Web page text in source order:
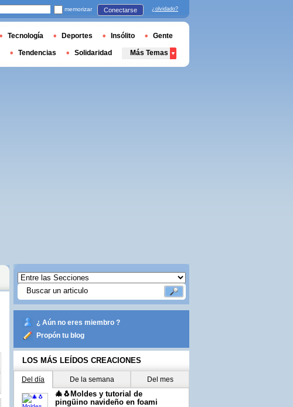
¿ Aún no eres miembro ?
Propón tu blog
LOS MÁS LEÍDOS CREACIONES
Del día De la semana Del mes
🎄🐧Moldes y tutorial de
pingüino navideño en foami
memorizar Conectarse ¿olvidado?
Tecnología Deportes Insólito Gente
Tendencias Solidaridad Más Temas